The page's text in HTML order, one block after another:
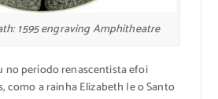
1595 engraving Amphitheatre
no períodorenascentistaefoi
, comoarainhaElizabeth Ie oSanto